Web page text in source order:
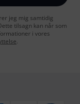
jeg mig samtidig
tilsagn kan når som
i vores
.